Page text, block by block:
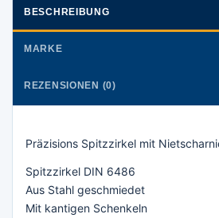
BESCHREIBUNG
MARKE
REZENSIONEN (0)
Präzisions Spitzzirkel mit
Spitzzirkel DIN 6486
Aus Stahl geschmiedet
Mit kantigen Schenkeln